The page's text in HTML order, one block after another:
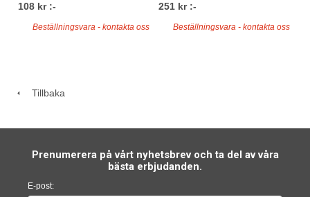
108 kr :-
Beställningsvara - kontakta oss
251 kr :-
Beställningsvara - kontakta oss
Tillbaka
Prenumerera på vårt nyhetsbrev och ta del av våra
bästa erbjudanden.
E-post: